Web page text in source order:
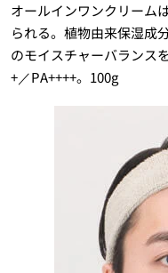
オールインワンクリーム
られる。植物由来保湿成
のモイスチャーバランス
+／PA++++。100g